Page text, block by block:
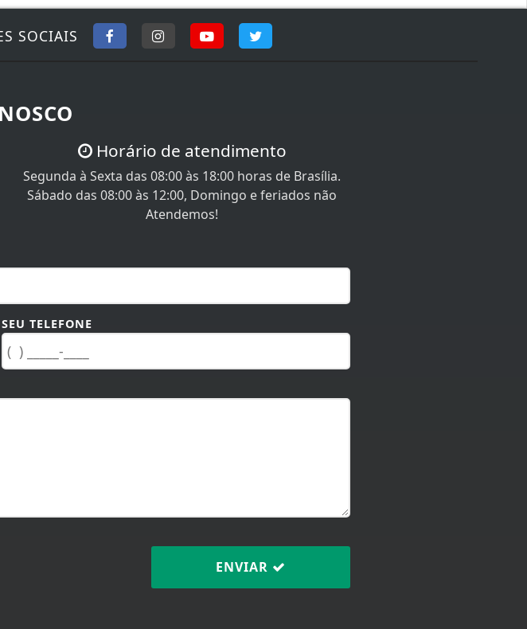
SOCIAIS
Horário de atendimento
Segunda à Sexta das 08:00 às 18:00 horas de Brasília.
Sábado das 08:00 às 12:00, Domingo e feriados não
Atendemos!
SEU TELEFONE
ENVIAR